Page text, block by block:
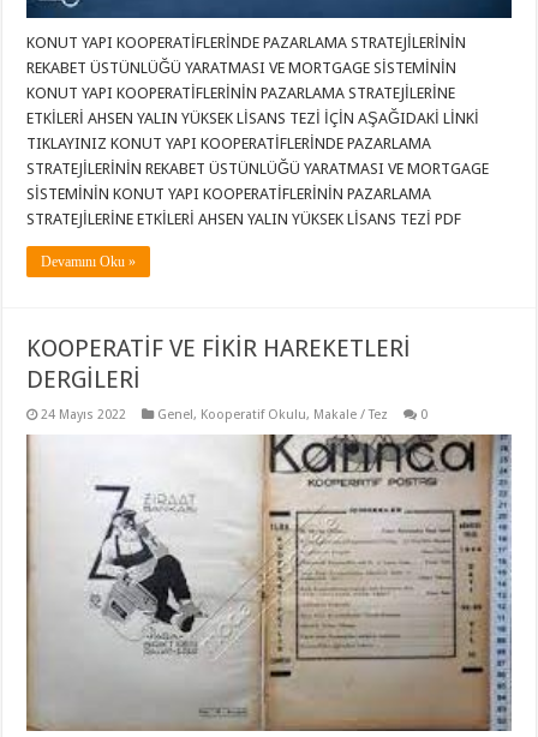
KONUT YAPI KOOPERATİFLERİNDE PAZARLAMA STRATEJİLERİNİN
REKABET ÜSTÜNLÜĞÜ YARATMASI VE MORTGAGE SİSTEMİNİN
KONUT YAPI KOOPERATİFLERİNİN PAZARLAMA STRATEJİLERİNE
ETKİLERİ AHSEN YALIN YÜKSEK LİSANS TEZİ İÇİN AŞAĞIDAKİ LİNKİ
TIKLAYINIZ KONUT YAPI KOOPERATİFLERİNDE PAZARLAMA
STRATEJİLERİNİN REKABET ÜSTÜNLÜĞÜ YARATMASI VE MORTGAGE
SİSTEMİNİN KONUT YAPI KOOPERATİFLERİNİN PAZARLAMA
STRATEJİLERİNE ETKİLERİ AHSEN YALIN YÜKSEK LİSANS TEZİ PDF
Devamını Oku »
KOOPERATİF VE FİKİR HAREKETLERİ
DERGİLERİ
24 Mayıs 2022 Genel, Kooperatif Okulu, Makale / Tez 0